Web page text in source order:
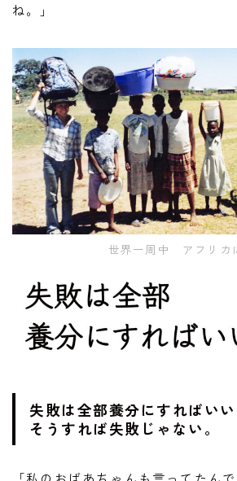
ね。」
世界一周中 アフリカ
失敗は全部養分にすればいい
そうすれば失敗じゃない。